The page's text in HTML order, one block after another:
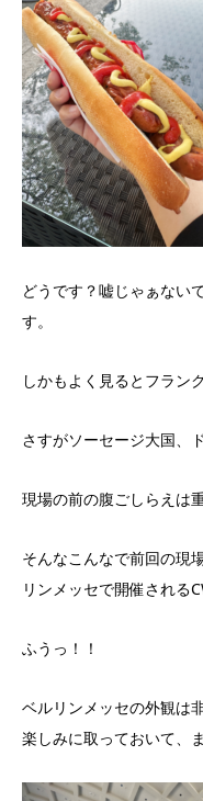
どうです？嘘じゃぁない
す。
しかもよく見るとフラン
さすがソーセージ大国、ド
現場の前の腹ごしらえは
そんなこんなで前回の現
リンメッセで開催される
ふうっ！！
ベルリンメッセの外観は
楽しみに取っておいて、